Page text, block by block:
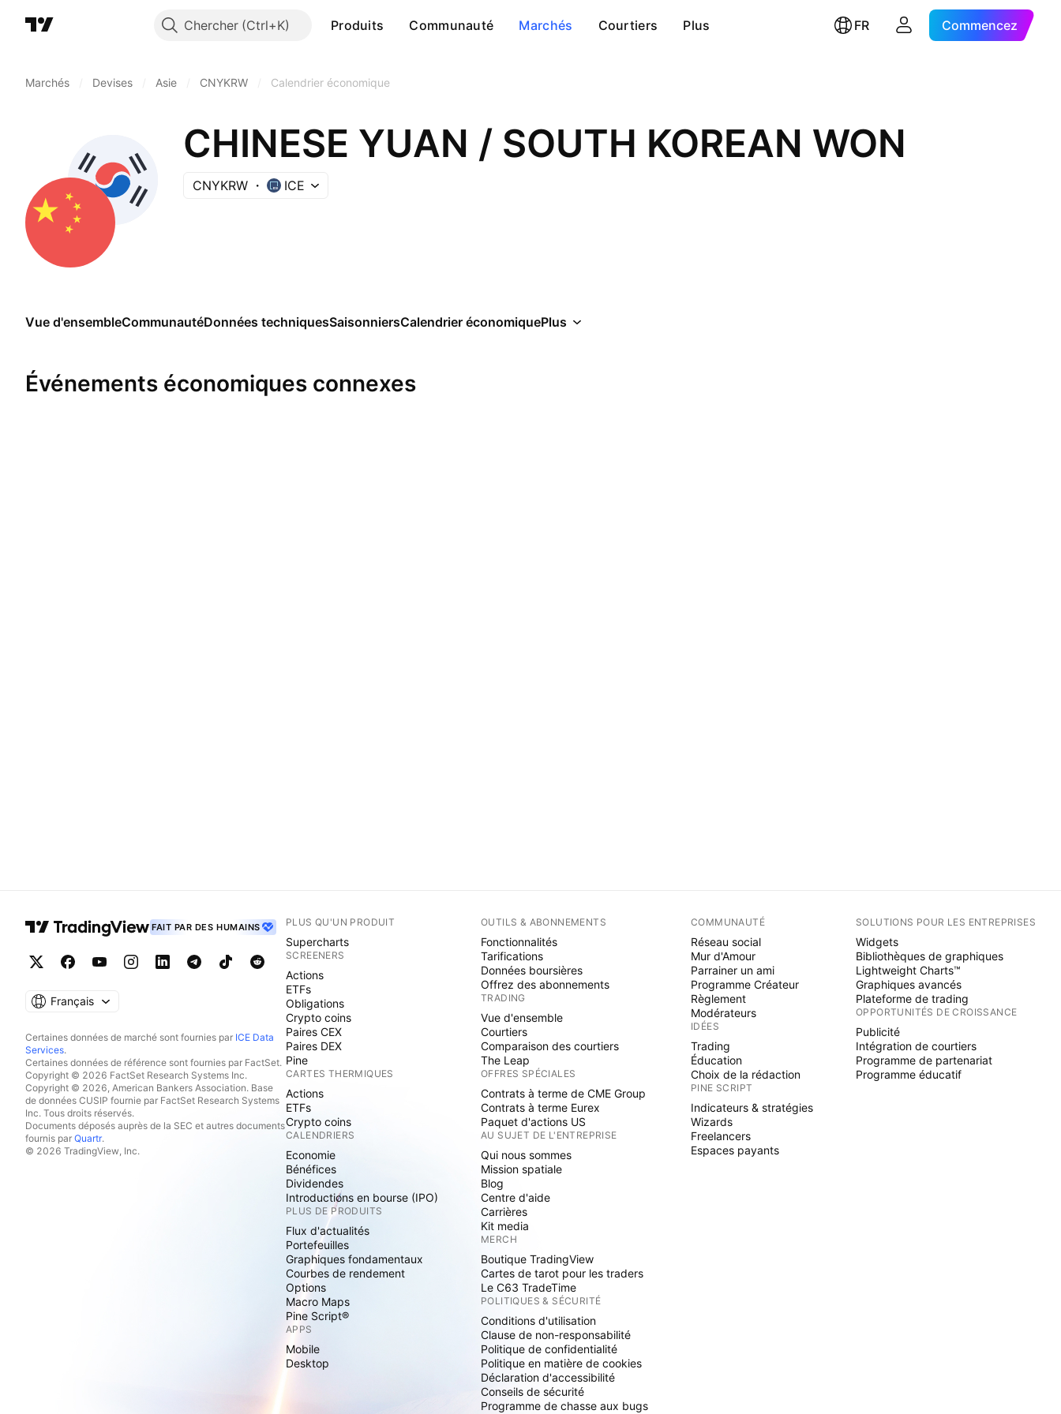
Chercher Produits Communauté Marchés Courtiers Plus FR Commencez
Marchés Devises Asie CNYKRW Calendrier économique
CHINESE YUAN / SOUTH KOREAN WON
CNYKRW ICE
Vue d'ensembleCommunautéDonnées techniquesSaisonniersCalendrier économiquePlus
Événements économiques connexes
FAIT PAR DES HUMAINS
Français
Certaines données de marché sont fournies par ICE Data
Services.
Certaines données de référence sont fournies par FactSet.
Copyright © 2026 FactSet Research Systems Inc.
Copyright © 2026, American Bankers Association. Base
de données CUSIP fournie par FactSet Research Systems
Inc. Tous droits réservés.
Documents déposés auprès de la SEC et autres documents
fournis par Quartr.
© 2026 TradingView, Inc.
PLUS QU'UN PRODUIT
Supercharts
SCREENERS
Actions
ETFs
Obligations
Crypto coins
Paires CEX
Paires DEX
Pine
CARTES THERMIQUES
Actions
ETFs
Crypto coins
CALENDRIERS
Economie
Bénéfices
Dividendes
Introductions en bourse (IPO)
PLUS DE PRODUITS
Flux d'actualités
Portefeuilles
Graphiques fondamentaux
Courbes de rendement
Options
Macro Maps
Pine Script®
APPS
Mobile
Desktop
OUTILS & ABONNEMENTS
Fonctionnalités
Tarifications
Données boursières
Offrez des abonnements
TRADING
Vue d'ensemble
Courtiers
Comparaison des courtiers
The Leap
OFFRES SPÉCIALES
Contrats à terme de CME Group
Contrats à terme Eurex
Paquet d'actions US
AU SUJET DE L'ENTREPRISE
Qui nous sommes
Mission spatiale
Blog
Centre d'aide
Carrières
Kit media
MERCH
Boutique TradingView
Cartes de tarot pour les traders
Le C63 TradeTime
POLITIQUES & SÉCURITÉ
Conditions d'utilisation
Clause de non-responsabilité
Politique de confidentialité
Politique en matière de cookies
Déclaration d'accessibilité
Conseils de sécurité
Programme de chasse aux bugs
COMMUNAUTÉ
Réseau social
Mur d'Amour
Parrainer un ami
Programme Créateur
Règlement
Modérateurs
IDÉES
Trading
Éducation
Choix de la rédaction
PINE SCRIPT
Indicateurs & stratégies
Wizards
Freelancers
Espaces payants
SOLUTIONS POUR LES ENTREPRISES
Widgets
Bibliothèques de graphiques
Lightweight Charts™
Graphiques avancés
Plateforme de trading
OPPORTUNITÉS DE CROISSANCE
Publicité
Intégration de courtiers
Programme de partenariat
Programme éducatif